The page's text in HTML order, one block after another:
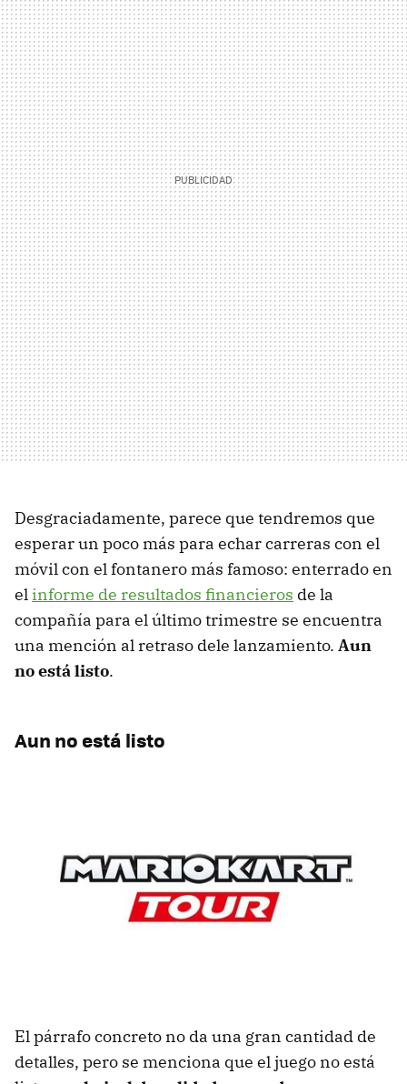
Desgraciadamente, parece que tendremos que
esperar un poco más para echar carreras con el
móvil con el fontanero más famoso: enterrado en
el informe de resultados financieros de la
compañía para el último trimestre se encuentra
una mención al retraso dele lanzamiento. Aun
no está listo.
Aun no está listo
El párrafo concreto no da una gran cantidad de
detalles, pero se menciona que el juego no está